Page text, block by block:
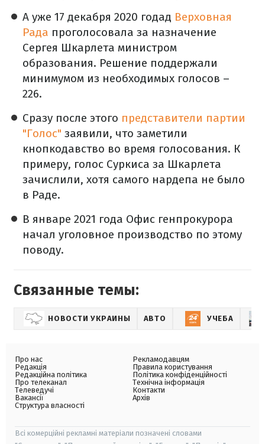
А уже 17 декабря 2020 годад Верховная
Рада проголосовала за назначение
Сергея Шкарлета министром
образования. Решение поддержали
минимумом из необходимых голосов –
226.
Сразу после этого представители партии
"Голос" заявили, что заметили
кнопкодавство во время голосования. К
примеру, голос Суркиса за Шкарлета
зачислили, хотя самого нардепа не было
в Раде.
В январе 2021 года Офис генпрокурора
начал уголовное производство по этому
поводу.
Связанные темы:
НОВОСТИ УКРАИНЫ АВТО УЧЕБА
Про нас
Редакція
Редакційна політика
Про телеканал
Телеведучі
Вакансії
Структура власності
Рекламодавцям
Правила користування
Політика конфіденційності
Технічна інформація
Контакти
Архів
Всі комерційні рекламні матеріали позначені словами